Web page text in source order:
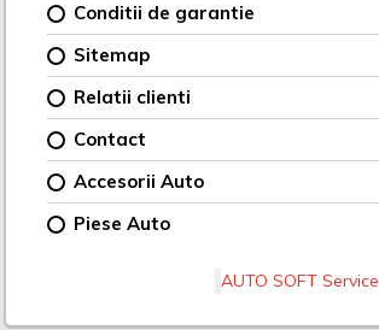
Conditii de garantie
Sitemap
Relatii clienti
Contact
Accesorii Auto
Piese Auto
AUTO SOFT Service